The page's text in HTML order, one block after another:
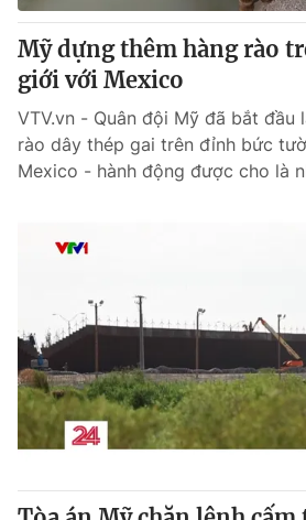
Thị trường
Góc doanh nghiệp
Truyền hình
Phim VTV
Hậu trường
Nhân vật
Giải trí
Điện ảnh
Đời sống
Chất lượng cuộc sống
Giáo dục
Học trực tuyến
Công nghệ
Hitech Công nghệ tương lai
Sản phẩm
Thị trường
Giao lưu trực tuyến
Lịch phát sóng
Chuyên mục khác
Mỹ dựng thêm hàng rào
giới với Mexico
VTV.vn - Quân đội Mỹ đã bắt đầu
rào dây thép gai trên đỉnh bức
Mexico - hành động được cho là